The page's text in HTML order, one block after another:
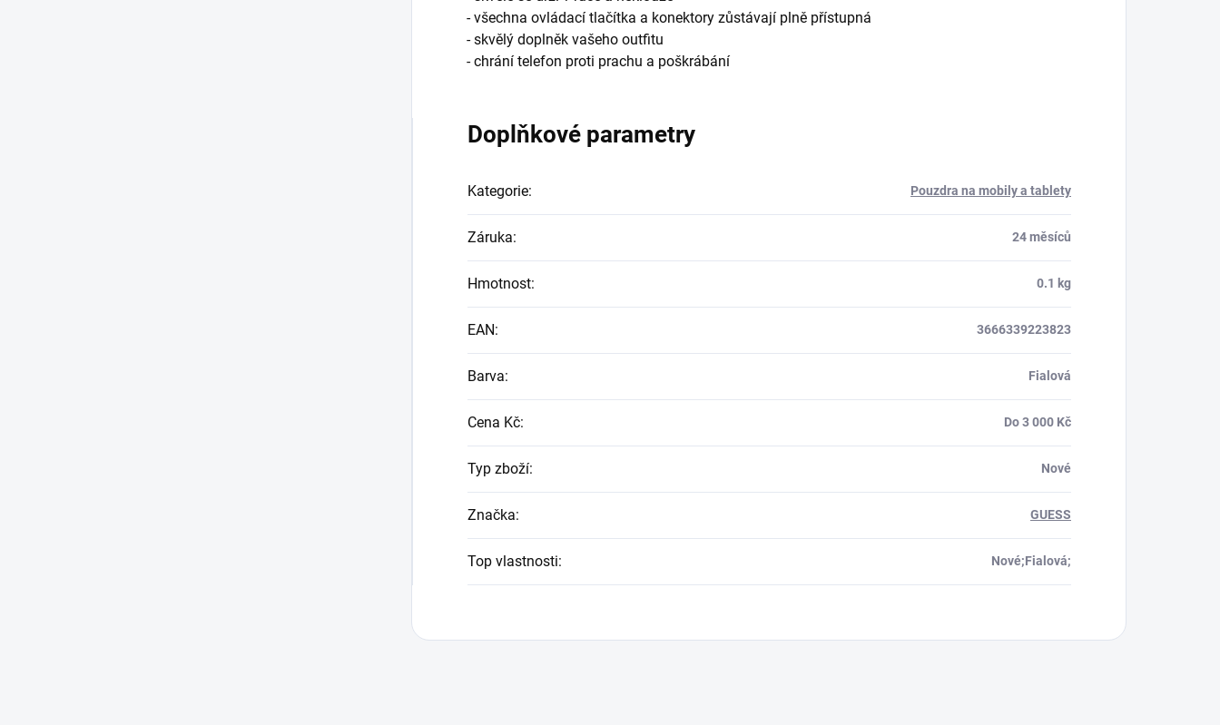
- všechna ovládací tlačítka a konektory zůstávají plně přístupná
- skvělý doplněk vašeho outfitu
- chrání telefon proti prachu a poškrábání
Doplňkové parametry
Kategorie: Pouzdra na mobily a tablety
Záruka: 24 měsíců
Hmotnost: 0.1 kg
EAN: 3666339223823
Barva: Fialová
Cena Kč: Do 3 000 Kč
Typ zboží: Nové
Značka: GUESS
Top vlastnosti: Nové;Fialová;